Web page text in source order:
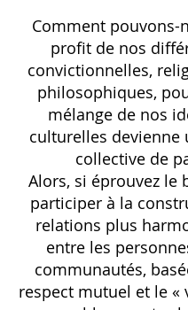
Comment pouvons-
profit de nos
convictionnelles,
philosophiques,
mélange de nos
culturelles devienne
collective de
Alors, si éprouvez le
participer à la
relations plus
entre les
communautés,
respect mutuel et le «